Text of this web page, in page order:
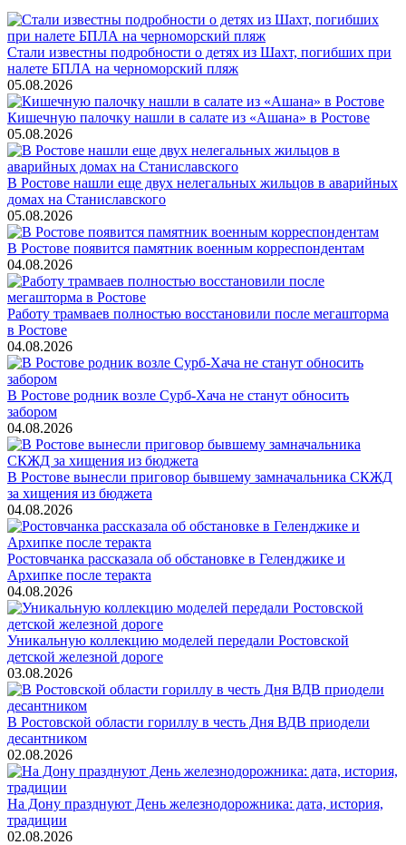
Стали известны подробности о детях из Шахт, погибших при
налете БПЛА на черноморский пляж
05.08.2026
Кишечную палочку нашли в салате из «Ашана» в Ростове
05.08.2026
В Ростове нашли еще двух нелегальных жильцов в аварийных
домах на Станиславского
05.08.2026
В Ростове появится памятник военным корреспондентам
04.08.2026
Работу трамваев полностью восстановили после мегашторма
в Ростове
04.08.2026
В Ростове родник возле Сурб-Хача не станут обносить
забором
04.08.2026
В Ростове вынесли приговор бывшему замначальника СКЖД
за хищения из бюджета
04.08.2026
Ростовчанка рассказала об обстановке в Геленджике и
Архипке после теракта
04.08.2026
Уникальную коллекцию моделей передали Ростовской
детской железной дороге
03.08.2026
В Ростовской области гориллу в честь Дня ВДВ приодели
десантником
02.08.2026
На Дону празднуют День железнодорожника: дата, история,
традиции
02.08.2026